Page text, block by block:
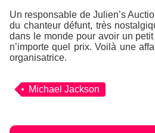
Un responsable de Julien’s
du chanteur défunt, très
dans le monde pour avoir un
n’importe quel prix. Voilà une
organisatrice.
Michael Jackson